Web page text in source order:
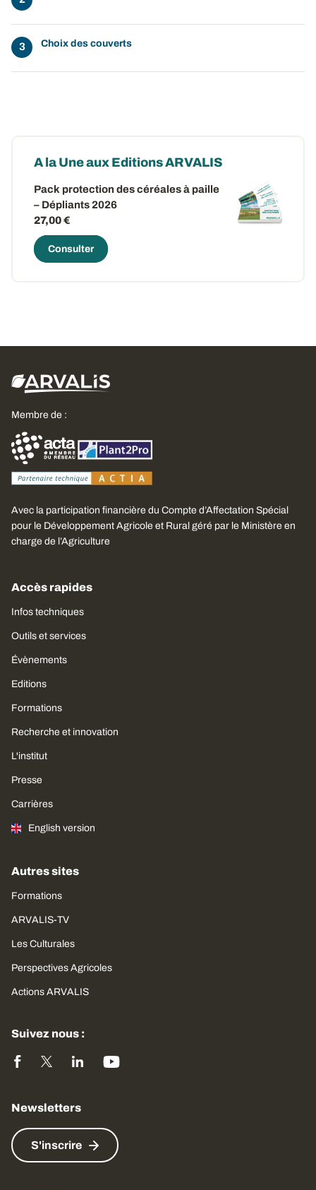
Choix des couverts
A la Une aux Editions ARVALIS
Pack protection des céréales à paille
– Dépliants 2026
27,00 €
Consulter
Membre de :
Avec la participation financière du Compte d’Affectation Spécial
pour le Développement Agricole et Rural géré par le Ministère en
charge de l’Agriculture
Accès rapides
Infos techniques
Outils et services
Évènements
Editions
Formations
Recherche et innovation
L'institut
Presse
Carrières
English version
Autres sites
Formations
ARVALIS-TV
Les Culturales
Perspectives Agricoles
Actions ARVALIS
Suivez nous :
Newsletters
S'inscrire